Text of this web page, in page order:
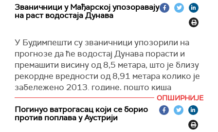
Званичници у Мађарској упозоравају
на раст водостаја Дунава
У Будимпешти су званичници упозорили на
прогнозе да ће водостај Дунава порасти и
премашити висину од 8,5 метара, што је близу
рекордне вредности од 8,91 метара колико је
забележено 2013. године, пошто киша
наставља да пада у Мађарској, Словачкој и
Аустрији.
У међувремену, у Будимпешти су званичници
ОПШИРНИЈЕ
Погинуо ватрогасац који се борио
против поплава у Аустрији